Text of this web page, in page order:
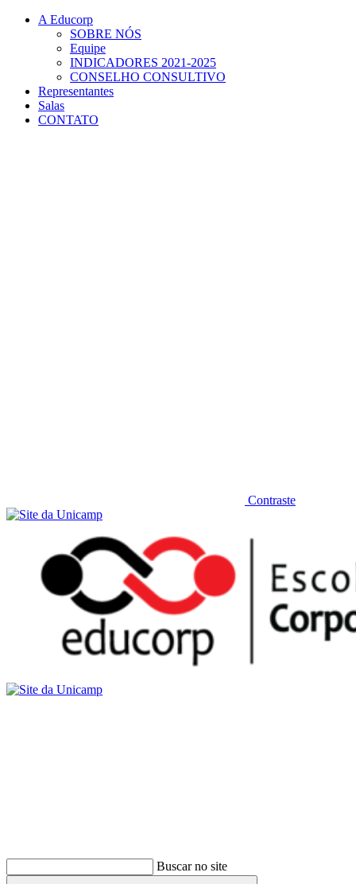
Conteúdo principal
A Educorp
SOBRE NÓS
Equipe
INDICADORES 2021-2025
CONSELHO CONSULTIVO
Representantes
Salas
CONTATO
Contraste
Buscar no site